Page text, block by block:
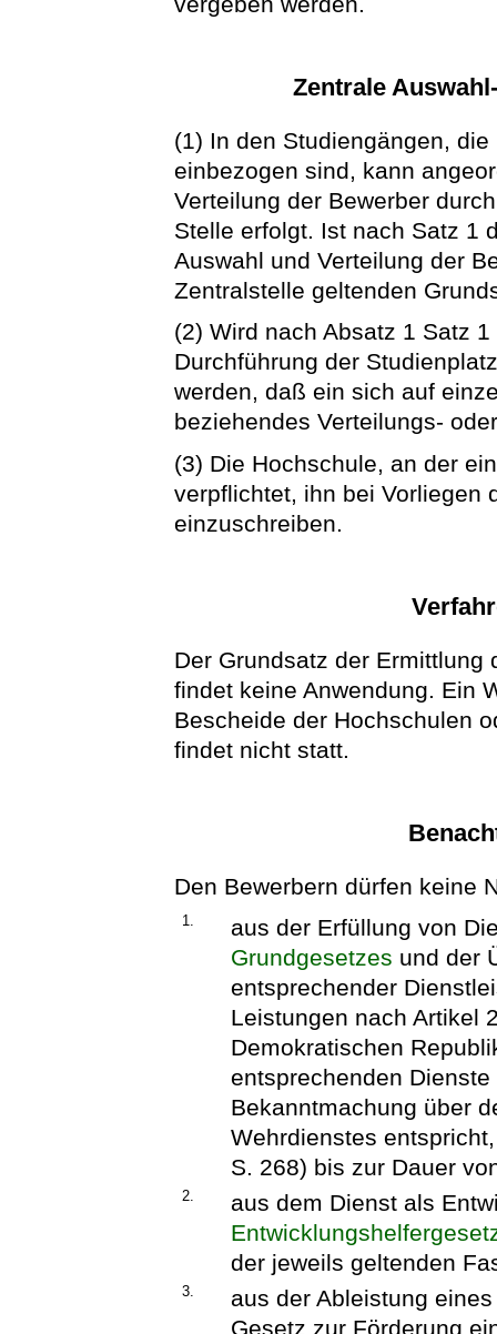
Zentrale
(1) In den Studiengängen,
einbezogen sind, kann
Verteilung der Bewerber
Stelle erfolgt. Ist nach Satz 1
Auswahl und Verteilung der
Zentralstelle geltenden
(2) Wird nach Absatz 1 Satz
Durchführung der
werden, daß ein sich auf
beziehendes Verteilungs-
(3) Die Hochschule, an der
verpflichtet, ihn bei Vorliegen
einzuschreiben.
Der Grundsatz der Ermittlung
findet keine Anwendung. Ein
Bescheide der Hochschulen
findet nicht statt.
Den Bewerbern dürfen keine
1.
aus der Erfüllung von
Grundgesetzes und der
entsprechender
Leistungen nach Artikel
Demokratischen
entsprechenden
Bekanntmachung über
Wehrdienstes
S. 268) bis zur Dauer
2.
aus dem Dienst als
der jeweils geltenden
3.
aus der Ableistung
Gesetz zur Förderung